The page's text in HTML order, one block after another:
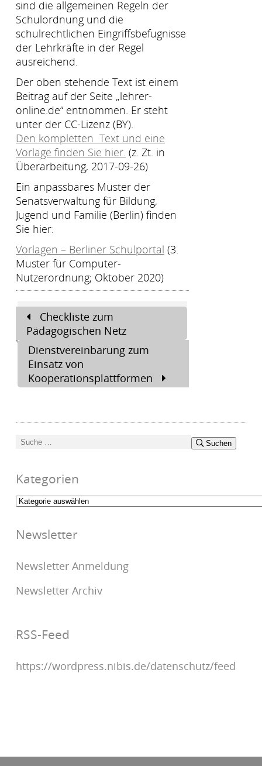
sind die allgemeinen Regeln der
Schulordnung und die
schulrechtlichen Eingriffsbefugnisse
der Lehrkräfte in der Regel
ausreichend.
Der oben stehende Text ist einem
Beitrag auf der Seite „lehrer-
online.de“ entnommen. Er steht
unter der CC-Lizenz (BY).
Den kompletten Text und eine
Vorlage finden Sie hier. (z. Zt. in
Überarbeitung, 2017-09-26)
Ein anpassbares Muster der
Senatsverwaltung für Bildung,
Jugend und Familie (Berlin) finden
Sie hier:
Vorlagen – Berliner Schulportal (3.
Muster für Computer-
Nutzerordnung; Oktober 2020)
Beitragsnavigation
Checkliste zum
Pädagogischen Netz
Dienstvereinbarung zum
Einsatz von
Kooperationsplattformen
Suchen
Suchen
Kategorien
Kategorien
Newsletter
Newsletter Anmeldung
Newsletter Archiv
RSS-Feed
https://wordpress.nibis.de/datenschutz/feed